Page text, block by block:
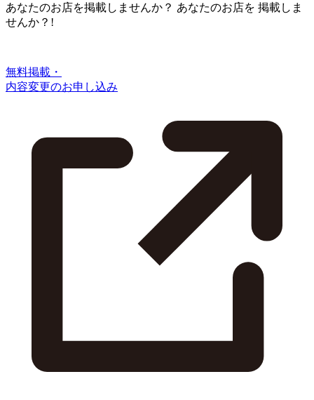
あなたのお店を掲載しませんか？ あなたのお店を 掲載しま
せんか？!
無料掲載・
内容変更のお申し込み